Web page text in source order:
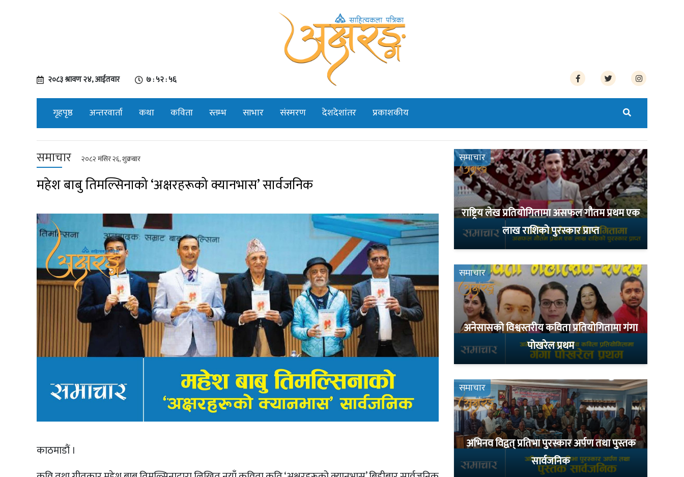
२०८३ श्रावण २४, आईतवार ७ : ५२ : ५७
गृहपृष्ठ अन्तरवार्ता कथा कविता स्तम्भ साभार संस्मरण देशदेशांतर प्रकाशकीय
समाचार २०८२ मंसिर २६, शुक्रबार
महेश बाबु तिमल्सिनाको ‘अक्षरहरूको क्यानभास’ सार्वजनिक
काठमाडौं ।
समाचार
राष्ट्रिय लेख प्रतियोगितामा असफल गौतम प्रथम एक
लाख राशिको पुरस्कार प्राप्त
समाचार
अनेसासको विश्वस्तरीय कविता प्रतियोगितामा गंगा
पोखरेल प्रथम
समाचार
अभिनव विद्वत् प्रतिभा पुरस्कार अर्पण तथा पुस्तक
सार्वजनिक